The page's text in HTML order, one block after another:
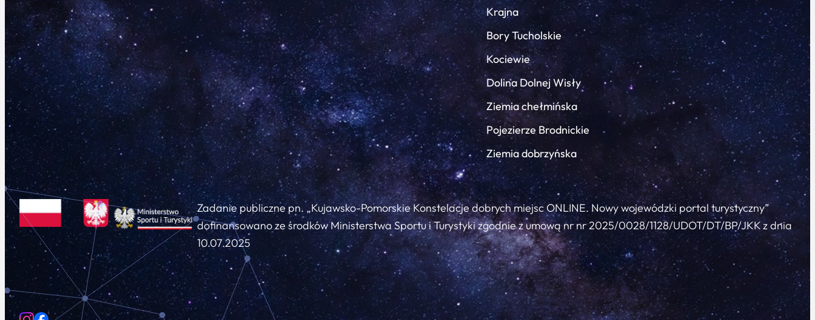
Krajna
Bory Tucholskie
Kociewie
Dolina Dolnej Wisły
Ziemia chełmińska
Pojezierze Brodnickie
Ziemia dobrzyńska
Zadanie publiczne pn. „Kujawsko-Pomorskie Konstelacje dobrych miejsc ONLINE. Nowy wojewódzki portal turystyczny”
dofinansowano ze środków Ministerstwa Sportu i Turystyki zgodnie z umową nr nr 2025/0028/1128/UDOT/DT/BP/JKK z dnia
10.07.2025